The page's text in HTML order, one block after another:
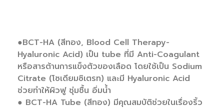
●BCT-HA (สีทอง, Blood Cell Therapy-
Hyaluronic Acid) เป็น tube ที่มี Anti-Coagulant
หรือสารต้านการแข็งตัวของเลือด โดยใช้เป็น Sodium
Citrate (โซเดียมซิเตรท) และมี Hyaluronic Acid
ช่วยทําให้ผิวฟู ชุ่มชื้น อิ่มน้ํา
● BCT-HA Tube (สีทอง) มีคุณสมบัติช่วยในเรื่องริ้ว